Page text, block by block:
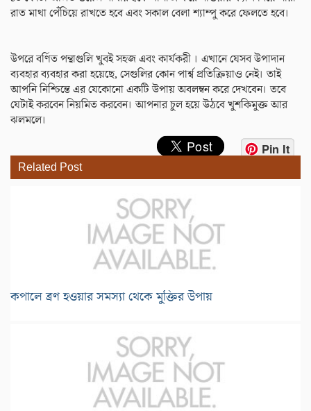
রাত মাথা পেঁচিয়ে রাখতে হবে এবং সকাল বেলা শ্যাম্পু করে ফেলতে হবে।
উপরে বর্ণিত পন্থাগুলি খুবই সহজ এবং কার্যকরী । এখানে যেসব উপাদান
ব্যবহার ব্যবহার করা হয়েছে, সেগুলির কোন পার্শ্ব প্রতিক্রিয়াও নেই। তাই
আপনি নিশ্চিন্তে এর যেকোনো একটি উপায় অবলম্বন করে দেখবেন। তবে
যেটাই করবেন নিয়মিত করবেন। আপনার চুল হয়ে উঠবে খুশকিমুক্ত আর
ঝলমলে।
Pin It
Related Post
কপালে ব্রণ হওয়ার সমস্যা থেকে মুক্তির উপায়